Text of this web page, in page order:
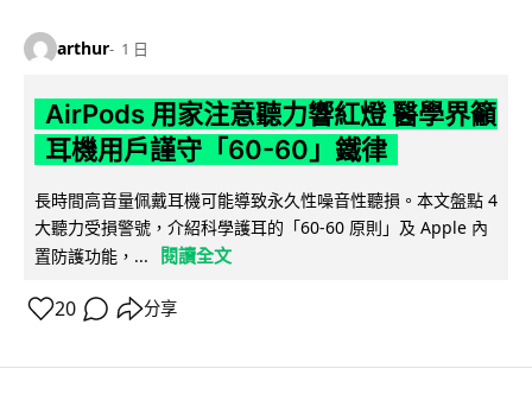
arthur 1 日
AirPods 用家注意聽力響紅燈 醫學界籲
耳機用戶謹守「60-60」鐵律
長時間高音量佩戴耳機可能導致永久性噪音性聽損。本文盤點 4
大聽力受損警號，介紹科學護耳的「60-60 原則」及 Apple 內
置防護功能，...
閱讀全文
20 分享